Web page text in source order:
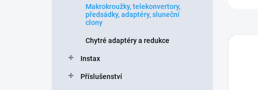
Makrokroužky, telekonvertory,
předsádky, adaptéry, sluneční
clony
Chytré adaptéry a redukce
Instax
Příslušenství